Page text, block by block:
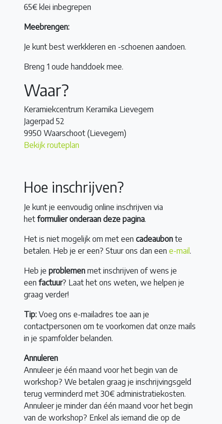
65€ klei inbegrepen
Meebrengen:
Je kunt best werkkleren en -schoenen aandoen.
Breng 1 oude handdoek mee.
Waar?
Keramiekcentrum Keramika Lievegem
Jagerpad 52
9950 Waarschoot (Lievegem)
Bekijk routeplan
Hoe inschrijven?
Je kunt je eenvoudig online inschrijven via
het formulier onderaan deze pagina.
Het is niet mogelijk om met een cadeaubon te
betalen. Heb je er een? Stuur ons dan een e-mail .
Heb je problemen met inschrijven of wens je
een factuur? Laat het ons weten, we helpen je
graag verder!
Tip: Voeg ons e-mailadres toe aan je
contactpersonen om te voorkomen dat onze mails
in je spamfolder belanden.
Annuleren
Annuleer je één maand voor het begin van de
workshop? We betalen graag je inschrijvingsgeld
terug verminderd met 30€ administratiekosten.
Annuleer je minder dan één maand voor het begin
van de workshop? Enkel als iemand die op de